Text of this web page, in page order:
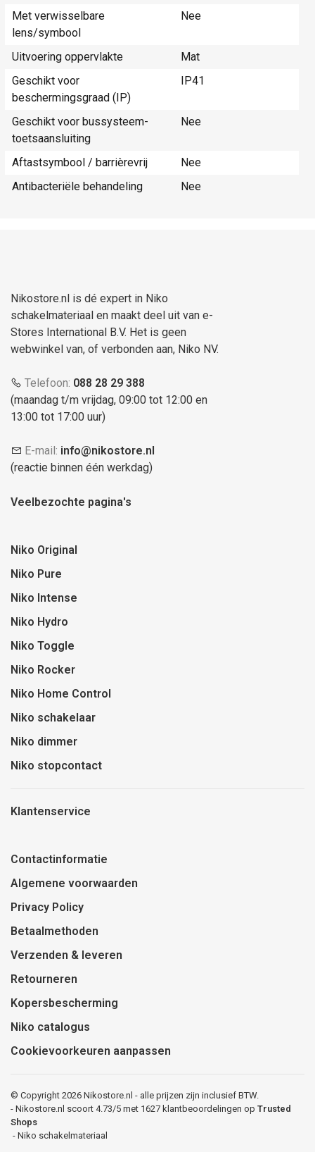
Met verwisselbare
lens/symbool
Nee
Uitvoering oppervlakte
Mat
Geschikt voor
beschermingsgraad (IP)
IP41
Geschikt voor bussysteem-
toetsaansluiting
Nee
Aftastsymbool / barrièrevrij
Nee
Antibacteriële behandeling
Nee
Nikostore.nl is dé expert in Niko
schakelmateriaal en maakt deel uit van e-
Stores International B.V. Het is geen
webwinkel van, of verbonden aan, Niko NV.
Telefoon: 088 28 29 388
(maandag t/m vrijdag, 09:00 tot 12:00 en
13:00 tot 17:00 uur)
E-mail: info@nikostore.nl
(reactie binnen één werkdag)
Veelbezochte pagina's
Niko Original
Niko Pure
Niko Intense
Niko Hydro
Niko Toggle
Niko Rocker
Niko Home Control
Niko schakelaar
Niko dimmer
Niko stopcontact
Klantenservice
Contactinformatie
Algemene voorwaarden
Privacy Policy
Betaalmethoden
Verzenden & leveren
Retourneren
Kopersbescherming
Niko catalogus
Cookievoorkeuren aanpassen
© Copyright 2026 Nikostore.nl - alle prijzen zijn inclusief BTW.
- Nikostore.nl scoort 4.73/5 met 1627 klantbeoordelingen op Trusted
Shops
- Niko schakelmateriaal